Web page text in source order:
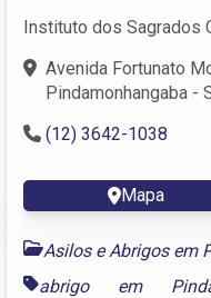
Instituto dos Sagrados
Avenida Fortunato
Pindamonhangaba -
(12) 3642-1038
Mapa
Asilos e Abrigos em
abrigo em